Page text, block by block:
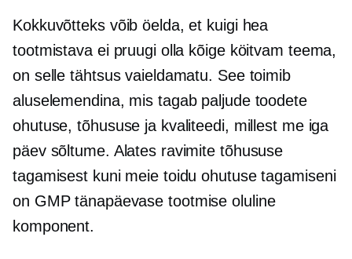
Kokkuvõtteks võib öelda, et kuigi hea
tootmistava ei pruugi olla kõige köitvam teema,
on selle tähtsus vaieldamatu. See toimib
aluselemendina, mis tagab paljude toodete
ohutuse, tõhususe ja kvaliteedi, millest me iga
päev sõltume. Alates ravimite tõhususe
tagamisest kuni meie toidu ohutuse tagamiseni
on GMP tänapäevase tootmise oluline
komponent.